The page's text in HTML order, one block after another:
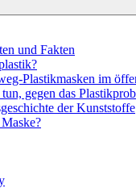
und Fakten
Plastikmasken im
gegen das
der Kunststoffe